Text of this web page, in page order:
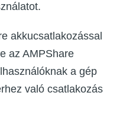
akkucsatlakozással
az AMPShare
a gép
való csatlakozás